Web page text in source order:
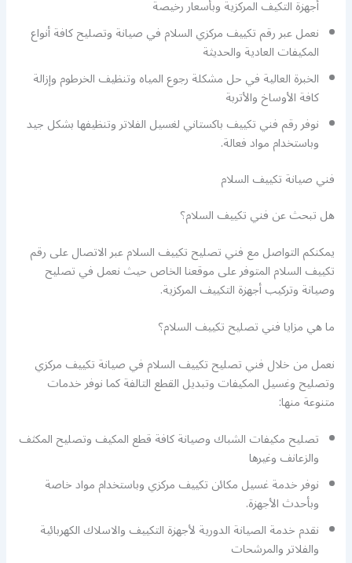
أجهزة التكيف المركزية وبأسعار رخيصة
نعمل عبر رقم تكييف مركزي السلام في صيانة وتصليح كافة أنواع
المكيفات العادية والحديثة
الخبرة العالية في حل مشكلة رجوع المياه وتنظيف الخرطوم وإزالة
كافة الأوساخ والأتربة
نوفر رقم فني تكييف باكستاني لغسيل الفلاتر وتنظيفها بشكل جيد
وباستخدام مواد فعالة.
فني صيانة تكييف السلام
هل تبحث عن فني تكييف السلام؟
يمكنكم التواصل مع فني تصليح تكييف السلام عبر الاتصال على رقم
تكييف السلام المتوفر على موقعنا الخاص حيث نعمل في تصليح
وصيانة وتركيب أجهزة التكييف المركزية.
ما هي مزايا فني تصليح تكييف السلام؟
نعمل من خلال فني تصليح تكييف السلام في صيانة تكييف مركزي
وتصليح وغسيل المكيفات وتبديل القطع التالفة كما نوفر خدمات
متنوعة منها:
تصليح مكيفات الشباك وصيانة كافة قطع المكيف وتصليح المكثف
والزعانف وغيرها
نوفر خدمة غسيل مكائن تكييف مركزي وباستخدام مواد خاصة
وبأحدث الأجهزة.
نقدم خدمة الصيانة الدورية لأجهزة التكييف والاسلاك الكهربائية
والفلاتر والمرشحات